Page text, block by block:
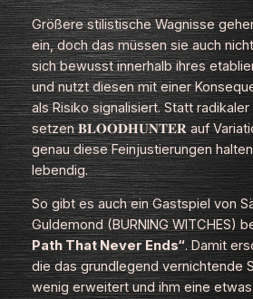
Größere stilistische Wagnisse
ein, doch das müssen sie auch
sich bewusst innerhalb ihres
und nutzt diesen mit einer
als Risiko signalisiert. Statt
setzen 𝐁𝐋𝐎𝐎𝐃𝐇𝐔𝐍𝐓𝐄𝐑 auf
genau diese Feinjustierungen
lebendig.
So gibt es auch ein Gastspiel von
Guldemond (BURNING WITCHES)
Path That Never Ends“. Damit
die das grundlegend vernichtende
wenig erweitert und ihm eine